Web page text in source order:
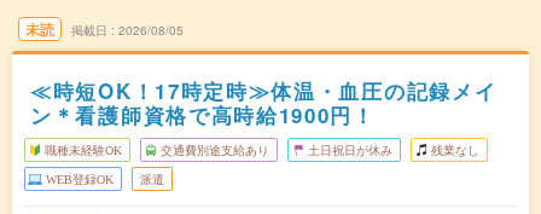
未読 掲載日 2026/08/05
≪時短OK！17時定時≫体温・血圧の記録メイ
ン＊看護師資格で高時給1900円！
職種未経験OK 交通費別途支給あり 土日祝日が休み 残業なし
WEB登録OK 派遣